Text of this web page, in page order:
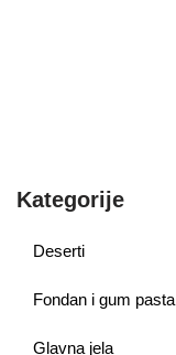
Kategorije
Deserti
Fondan i gum pasta
Glavna jela